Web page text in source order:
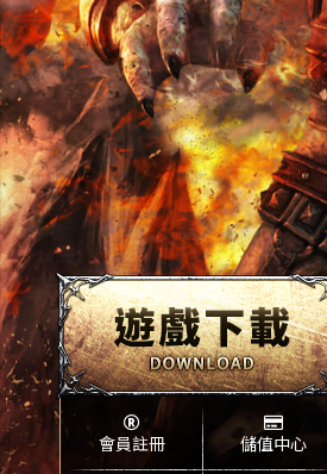
會員註冊 儲值中心